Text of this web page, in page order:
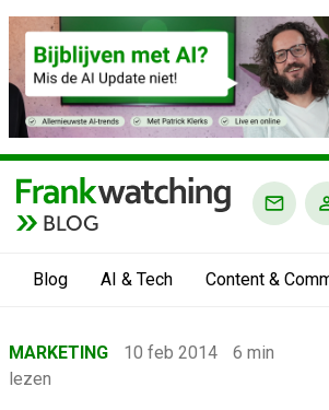
BLOG
Blog AI & Tech Content &
›MARKETING 10 feb 2014
6 min
lezen